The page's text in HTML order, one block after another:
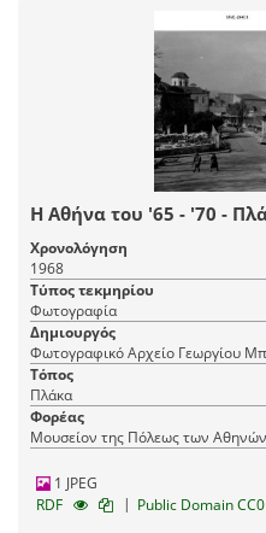
Η Αθήνα του '65 - '70 -
Χρονολόγηση
1968
Τύπος τεκμηρίου
Φωτογραφία
Δημιουργός
Φωτογραφικό Αρχείο Γεωργίου
Τόπος
Πλάκα
Φορέας
Μουσείον της Πόλεως των
1 JPEG
RDF
| Public Domain CC0